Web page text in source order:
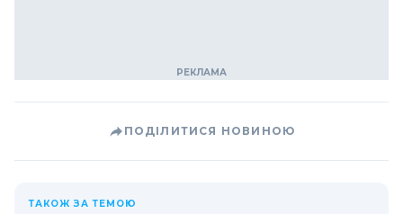
ПОДІЛИТИСЯ НОВИНОЮ
ТАКОЖ ЗА ТЕМОЮ